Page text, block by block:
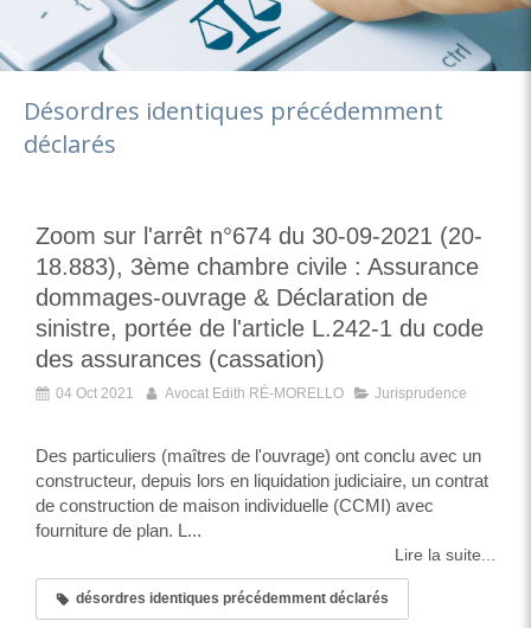
Désordres identiques précédemment
déclarés
Zoom sur l'arrêt n°674 du 30-09-2021 (20-
18.883), 3ème chambre civile : Assurance
dommages-ouvrage & Déclaration de
sinistre, portée de l'article L.242-1 du code
des assurances (cassation)
04 Oct 2021 Avocat Edith RÉ-MORELLO Jurisprudence
Des particuliers (maîtres de l'ouvrage) ont conclu avec un
constructeur, depuis lors en liquidation judiciaire, un contrat
de construction de maison individuelle (CCMI) avec
fourniture de plan. L...
Lire la suite...
désordres identiques précédemment déclarés